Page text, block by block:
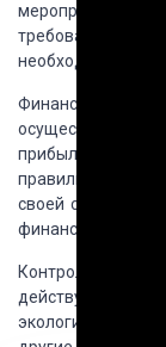
мероприятиях,
требовать
необходимых
Финансовые
осуществляют
прибыли и
правильностью
своей стороны,
финансовым
Контроль за
действующих